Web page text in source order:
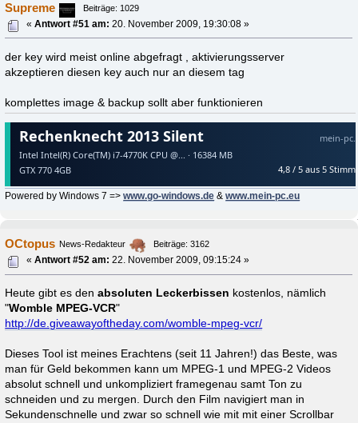
Supreme
Beiträge: 1029
«Antwort #51 am: 20. November 2009, 19:30:08 »
der key wird meist online abgefragt , aktivierungsserver
akzeptieren diesen key auch nur an diesem tag
komplettes image & backup sollt aber funktionieren
Powered by Windows 7 =>www.go-windows.de &www.mein-pc.eu
OCtopus News-Redakteur
Beiträge: 3162
«Antwort #52 am: 22. November 2009, 09:15:24 »
Heute gibt es den absoluten Leckerbissen kostenlos, nämlich
"Womble MPEG-VCR"
http://de.giveawayoftheday.com/womble-mpeg-vcr/
Dieses Tool ist meines Erachtens (seit 11 Jahren!) das Beste, was
man für Geld bekommen kann um MPEG-1 und MPEG-2 Videos
absolut schnell und unkompliziert framegenau samt Ton zu
schneiden und zu mergen. Durch den Film navigiert man in
Sekundenschnelle und zwar so schnell wie mit mit einer Scrollbar